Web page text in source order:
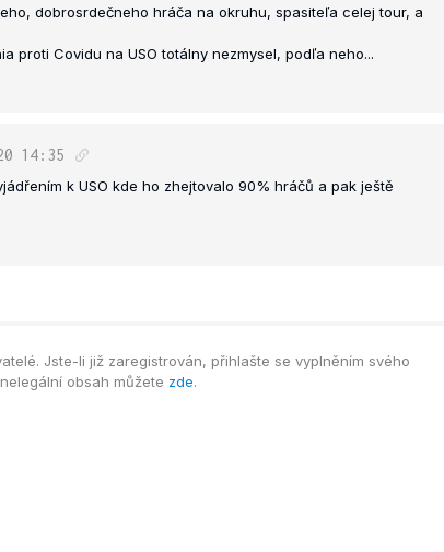
dobrosrdečneho hráča na okruhu, spasiteľa celej tour, a
proti Covidu na USO totálny nezmysel, podľa neho...
14:35
k USO kde ho zhejtovalo 90% hráčů a pak ještě
Jste-li již zaregistrován, přihlašte se vyplněním svého
obsah můžete zde.